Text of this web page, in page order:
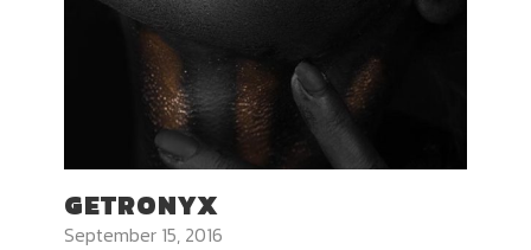
GETRONYX
September 15, 2016